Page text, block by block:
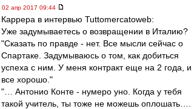
02 апр 2017 09:44
Каррера в интервью Tuttomercatoweb:
Уже задумываетесь о возвращении в Италию?
"Сказать по правде - нет. Все мысли сейчас о
Спартаке. Задумываюсь о том, как добиться
успеха с ним. У меня контракт еще на 2 года, и
все хорошо."
"… Антонио Конте - нумеро уно. Когда у тебя
такой учитель, ты тоже не можешь оплошать….